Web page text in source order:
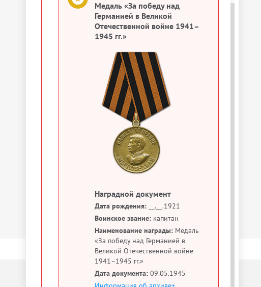
Медаль «За победу над
Германией в Великой
Отечественной войне 1941–
1945 гг.»
Наградной документ
Дата рождения: __.__.1921
Воинское звание: капитан
Наименование награды: Медаль
«За победу над Германией в
Великой Отечественной войне
1941–1945 гг.»
Дата документа: 09.05.1945